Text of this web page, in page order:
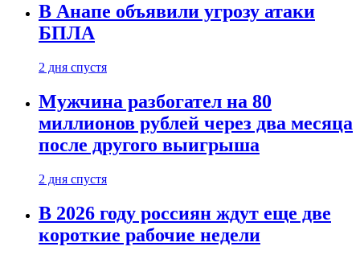
В Анапе объявили угрозу атаки
БПЛА
2 дня спустя
Мужчина разбогател на 80
миллионов рублей через два месяца
после другого выигрыша
2 дня спустя
В 2026 году россиян ждут еще две
короткие рабочие недели